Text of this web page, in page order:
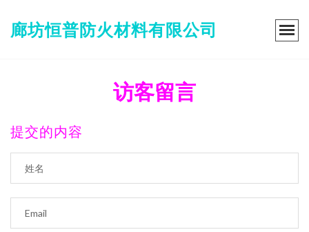
廊坊恒普防火材料有限公司
访客留言
提交的内容